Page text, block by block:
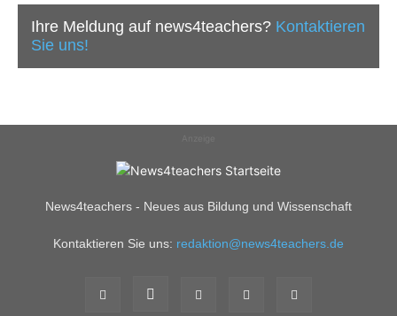
Ihre Meldung auf news4teachers? Kontaktieren
Sie uns!
News4teachers - Neues aus Bildung und Wissenschaft
Kontaktieren Sie uns: redaktion@news4teachers.de